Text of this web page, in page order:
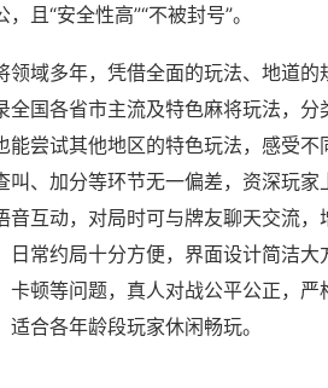
且“安全性高”“不被封号”。
领域多年，凭借全面的玩法、地道
全国各省市主流及特色麻将玩法，
能尝试其他地区的特色玩法，感受
叫、加分等环节无一偏差，资深玩
音互动，对局时可与牌友聊天交流
常约局十分方便，界面设计简洁大
卡顿等问题，真人对战公平公正，
合各年龄段玩家休闲畅玩。